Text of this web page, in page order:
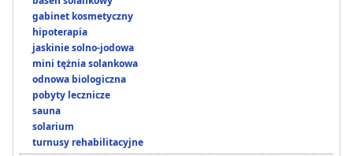
gabinet kosmetyczny
hipoterapia
jaskinie solno-jodowa
mini tężnia solankowa
odnowa biologiczna
pobyty lecznicze
sauna
solarium
turnusy rehabilitacyjne